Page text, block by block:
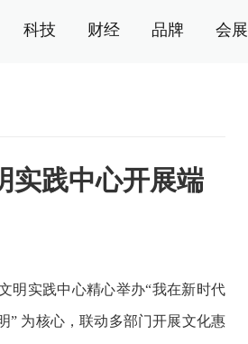
科技 财经 品牌 会展
实践中心开展端
实践中心精心举办“我在新时代
” 为核心，联动多部门开展文化惠